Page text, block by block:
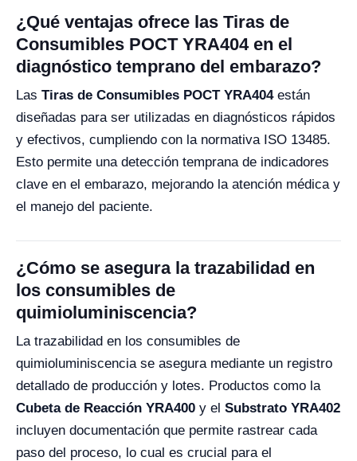
¿Qué ventajas ofrece las Tiras de
Consumibles POCT YRA404 en el
diagnóstico temprano del embarazo?
Las Tiras de Consumibles POCT YRA404están
diseñadas para ser utilizadas en diagnósticos rápidos
y efectivos, cumpliendo con la normativa ISO 13485.
Esto permite una detección temprana de indicadores
clave en el embarazo, mejorando la atención médica y
el manejo del paciente.
¿Cómo se asegura la trazabilidad en
los consumibles de
quimioluminiscencia?
La trazabilidad en los consumibles de
quimioluminiscencia se asegura mediante un registro
detallado de producción y lotes. Productos como la
Cubeta de Reacción YRA400 y el Substrato YRA402
incluyen documentación que permite rastrear cada
paso del proceso, lo cual es crucial para el